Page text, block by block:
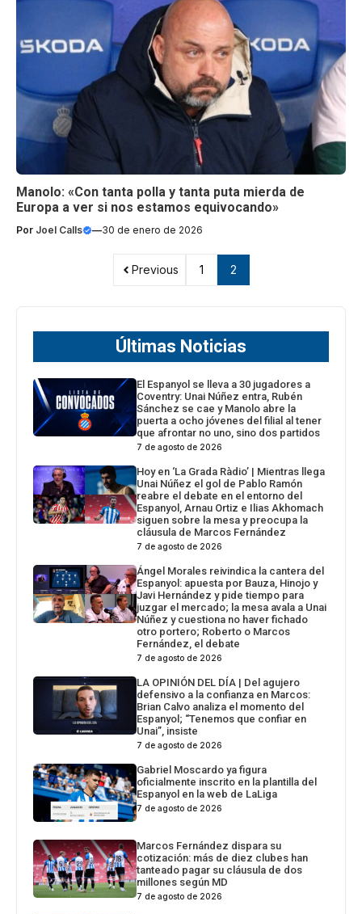
Manolo: «Con tanta polla y tanta puta mierda de
Europa a ver si nos estamos equivocando»
Por Joel Calls —30 de enero de 2026
Previous 1 2
Últimas Noticias
El Espanyol se lleva a 30 jugadores a
Coventry: Unai Núñez entra, Rubén
Sánchez se cae y Manolo abre la
puerta a ocho jóvenes del filial al tener
que afrontar no uno, sino dos partidos
7 de agosto de 2026
Hoy en ‘La Grada Ràdio’ | Mientras llega
Unai Núñez el gol de Pablo Ramón
reabre el debate en el entorno del
Espanyol, Arnau Ortiz e Ilias Akhomach
siguen sobre la mesa y preocupa la
cláusula de Marcos Fernández
7 de agosto de 2026
Ángel Morales reivindica la cantera del
Espanyol: apuesta por Bauza, Hinojo y
Javi Hernández y pide tiempo para
juzgar el mercado; la mesa avala a Unai
Núñez y cuestiona no haver fichado
otro portero; Roberto o Marcos
Fernández, el debate
7 de agosto de 2026
LA OPINIÓN DEL DÍA | Del agujero
defensivo a la confianza en Marcos:
Brian Calvo analiza el momento del
Espanyol; “Tenemos que confiar en
Unai”, insiste
7 de agosto de 2026
Gabriel Moscardo ya figura
oficialmente inscrito en la plantilla del
Espanyol en la web de LaLiga
7 de agosto de 2026
Marcos Fernández dispara su
cotización: más de diez clubes han
tanteado pagar su cláusula de dos
millones según MD
7 de agosto de 2026